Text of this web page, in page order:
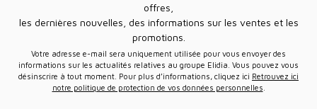
offres,
les dernières nouvelles, des informations sur les ventes et les
promotions.
Votre adresse e-mail sera uniquement utilisée pour vous envoyer des
informations sur les actualités relatives au groupe Elidia. Vous pouvez vous
désinscrire à tout moment. Pour plus d’informations, cliquez ici Retrouvez ici
notre politique de protection de vos données personnelles